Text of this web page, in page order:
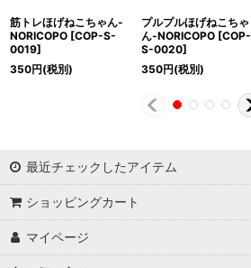
筋トレほげねこちゃん-
NORICOPO [COP-S-
0019]
350円(税別)
プルプルほげねこちゃ
ん-NORICOPO [COP-
S-0020]
350円(税別)
最近チェックしたアイテム
ショッピングカート
マイページ